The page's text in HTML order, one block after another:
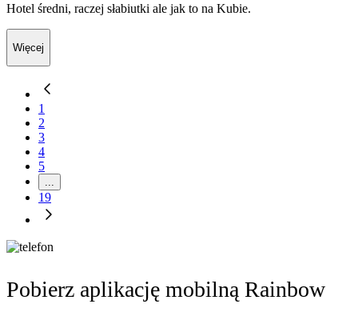
Hotel średni, raczej słabiutki ale jak to na Kubie.
Więcej
1
2
3
4
5
...
19
Pobierz aplikację mobilną Rainbow